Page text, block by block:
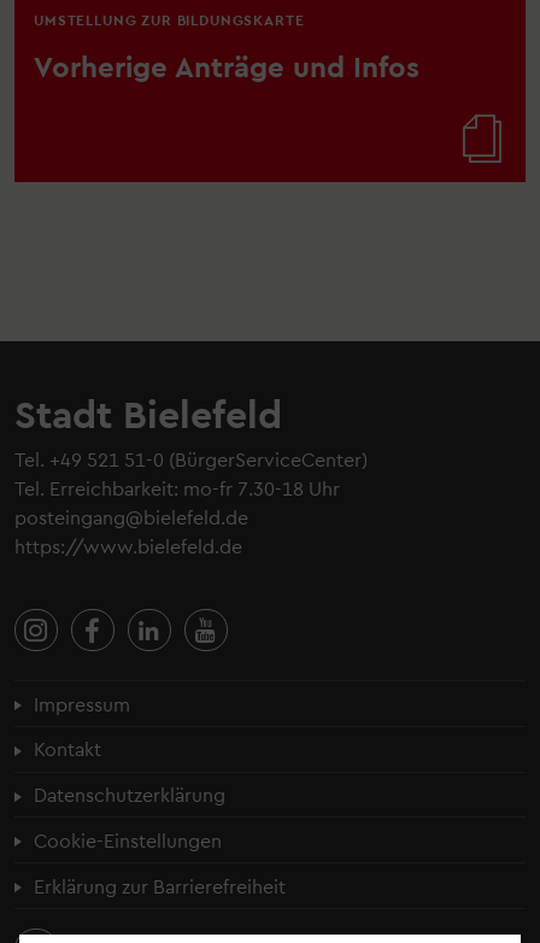
UMSTELLUNG ZUR BILDUNGSKARTE
Vorherige Anträge und Infos

Stadt Bielefeld
Tel. +49 521 51-0 (BürgerServiceCenter)
Tel. Erreichbarkeit: mo-fr 7.30-18 Uhr
posteingang@bielefeld.de
https://www.bielefeld.de
Fußzeilenmenü
Impressum
Kontakt
Datenschutzerklärung
Cookie-Einstellungen
Erklärung zur Barrierefreiheit